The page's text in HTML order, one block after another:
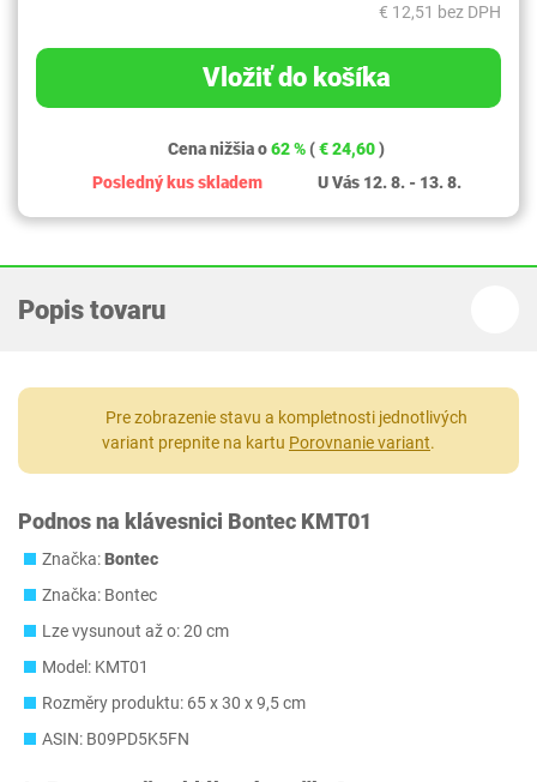
€ 12,51 bez DPH
Vložiť do košíka
Cena nižšia o62 % (€ 24,60)
Posledný kus skladem
U Vás 12. 8. - 13. 8.
Popis tovaru
Pre zobrazenie stavu a kompletnosti jednotlivých
variant prepnite na kartu Porovnanie variant.
Podnos na klávesnici Bontec ‎KMT01
Značka:Bontec
Značka: Bontec
Lze vysunout až o: 20 cm
Model: ‎KMT01
Rozměry produktu‎: 65 x 30 x 9,5 cm
ASIN: B09PD5K5FN